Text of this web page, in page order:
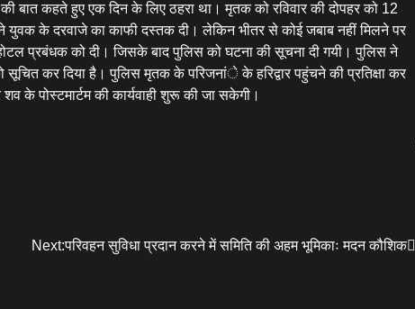
बात कहते हुए एक दिन के लिए ठहरा था। मृतक को रविवार की दोपहर को 12
के दरवाजे का काफी दस्तक दी। लेकिन भीतर से कोई जबाब नहीं मिलने पर
प्रबंधक को दी। जिसके बाद पुलिस को घटना की सूचना दी गयी। पुलिस ने
कर दिया है। पुलिस मृतक के परिजनांे के हरिद्वार पहुंचने की प्रतिक्षा कर
के पोस्टमार्टम की कार्यवाही शुरू की जा सकेगी।
Next:परिवहन सुविधा प्रदान करने में समिति की अहम भूमिकाः मदन कौशिक